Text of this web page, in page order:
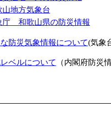
山地方気象台
庁 和歌山県の防災情報
防災気象情報について(気象
ベルについて （内閣府防災